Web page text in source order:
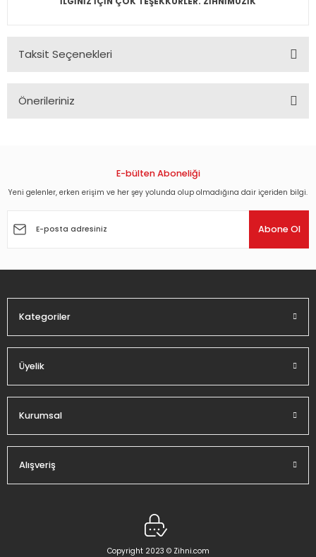
Taksit Seçenekleri
Önerileriniz
Görüş ve önerileriniz için teşekkür ederiz.
Ürün açıklamasında eksik bilgiler bulunuyor.
E-bülten Aboneliği
Yeni gelenler, erken erişim ve her şey yolunda olup olmadığına dair içeriden bilgi.
Abone Ol
Kategoriler
Üyelik
Kurumsal
Alışveriş
Copyright 2023 © Zihni.com